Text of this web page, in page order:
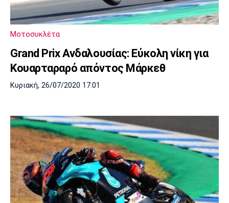
Μοτοσυκλέτα
Grand Prix Ανδαλουσίας: Εύκολη νίκη για
Κουαρταραρό απόντος Μάρκεθ
Κυριακή, 26/07/2020 17:01